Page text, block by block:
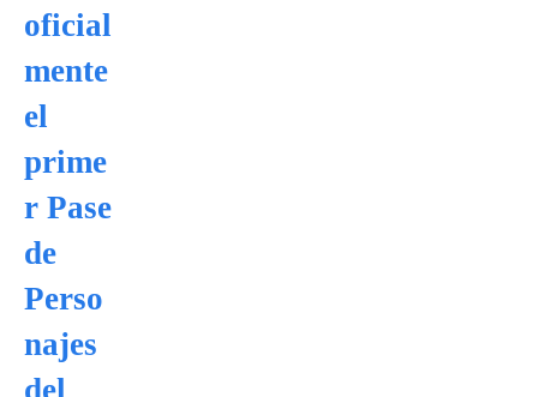
oficial
mente
el
prime
r Pase
de
Perso
najes